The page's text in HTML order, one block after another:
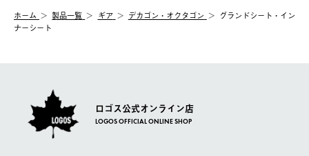
【配送業者】
佐川急便にて配送されます。
む）は受け付けておりません。
一度お手元の商品を返品いただき、ご希望商品を再注文してくだ
ホーム 製品一覧 ギア デカゴン・オクタゴン
グランドシート・イン
ナーシート
ロゴス公式オンライン店
LOGOS OFFICIAL ONLINE SHOP